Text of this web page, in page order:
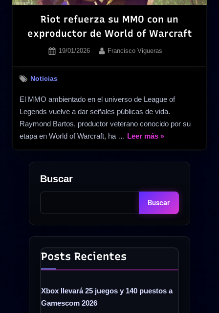
Riot refuerza su MMO con un
exproductor de World of Warcraft
Posted
19/01/2026 By
Francisco Vigueras
Noticias
El MMO ambientado en el universo de League of
Legends vuelve a dar señales públicas de vida.
Raymond Bartos, productor veterano conocido por su
etapa en World of Warcraft, ha … Leer más«Riot
su
exproductor
of
»
Buscar
Buscar
Posts Recientes
Xbox llevará 25 juegos y 140 puestos a
Gamescom 2026